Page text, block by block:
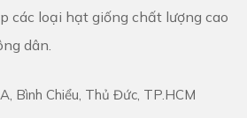
các loại hạt giống chất lượng cao
dân.
Bình Chiểu, Thủ Đức, TP.HCM